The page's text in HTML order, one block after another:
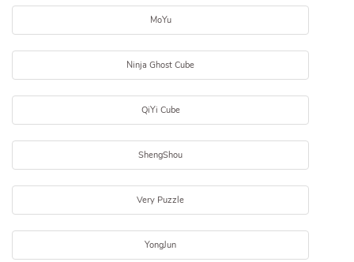
MoYu
Ninja Ghost Cube
QiYi Cube
ShengShou
Very Puzzle
YongJun